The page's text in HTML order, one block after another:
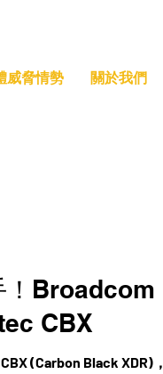
威脅情勢 關於我們
！Broadcom
CBX
(Carbon Black XDR)，